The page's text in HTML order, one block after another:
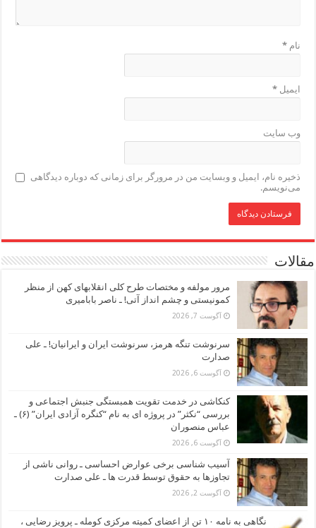
نام*
ایمیل*
وب‌ سایت
ذخیره نام، ایمیل و وبسایت من در مرورگر برای زمانی که دوباره دیدگاهی
می‌نویسم.
مقالات
مرور مولفه و مختصات طرح کلی انقلابهای کهن از منظر
کمونیستی و چشم انداز آتی! ـ ناصر بابامیری
آگوست 7, 2026
سرنوشت تنگه هرمز، سرنوشت ایران و ایرانیان! ـ علی
صدارت
آگوست 6, 2026
کنکاشی در خدمت تقویت همبستگی جنبش اجتماعی و
بررسی “نکثر” در پروژه ای به نام “کنگره آزادی ایران” (۶) ـ
عباس منصوران
آگوست 6, 2026
آسیب شناسی برخی عوارض احساسی ـ روانی ناشی از
تجاوزها به حقوق توسط قدرت ها ـ علی صدارت
آگوست 2, 2026
نگاهی به نامه ۱۰ تن از اعضای کمیته مرکزی کومله ـ پرویز رضایی ،